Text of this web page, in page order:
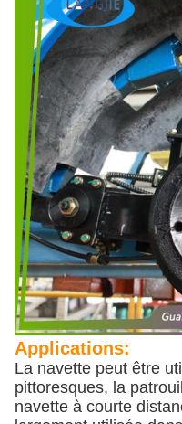
Applications:
La navette peut être
pittoresques, la
navette à courte